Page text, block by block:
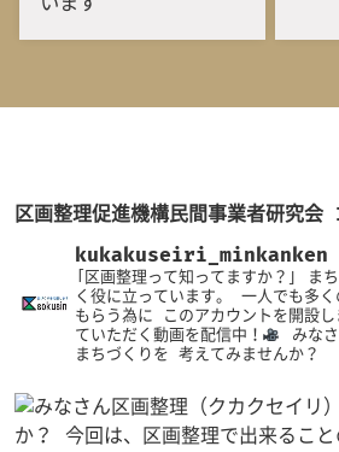
区画整理促進機構民間事業者研究
kukakuseiri_minkanken
「区画整理って知ってますか？」
ま
く役に立っています。
一人でも多
もらう為に このアカウントを開設し
ていただく動画を配信中！
みな
まちづくりを 考えてみませんか？